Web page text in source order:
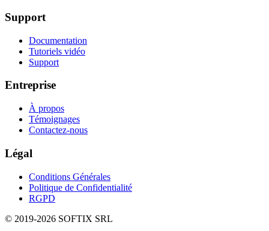
Support
Documentation
Tutoriels vidéo
Support
Entreprise
À propos
Témoignages
Contactez-nous
Légal
Conditions Générales
Politique de Confidentialité
RGPD
© 2019-2026 SOFTIX SRL